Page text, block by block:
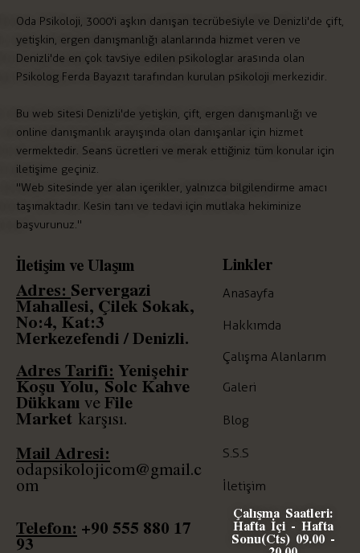
Oda Psikoloji, 3000'i aşkın danışan tecrübesiyle ve Denizli'de çift,
yetişkin, ergen danışmanlığı alanlarında hizmet veren ve
Denizli'de en çok tavsiye edilen psikologlar arasında olan
Psikolog Ferda Bayazıt tarafından kurulan psikoloji merkezidir.
Bu web sitesi Denizli'de yetişkin, çift, ergen danışmanlığı ve
online danışmanlık arayışında olan danışanlar için hizmet
vermektedir. Seans ücretleri ve merak ettiğiniz tüm konular için
iletişime geçiniz.
"Web sitesinde yer alan içerikler, yalnızca bilgilendirme amacı
taşımaktadır. Kesin tanı ve tedavi için mutlaka hekiminize
başvurunuz."
İletişim ve Ulaşım
Adres: Servergazi
Mahallesi, Çilek Sokak,
No:4, Kat:3
Merkezefendi / Denizli.
Adres Tarifi: Yenişehir
Koşu Yolu, Solc Kahve
Dükkanı veFile
Market karşısı.
Mail Adresi:
odapsikolojicom@gmail.c
om
Telefon: +90555 880 17
93
Linkler
Anasayfa
Hakkımda
Çalışma Alanlarım
Galeri
Blog
S.S.S
İletişim
Çalışma Saatleri:
Hafta İçi - Hafta
Sonu(Cts) 09.00 -